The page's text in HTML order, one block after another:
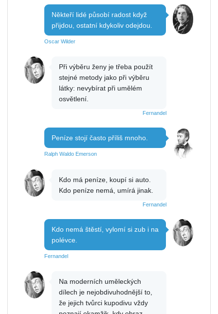
Někteří lidé působí radost když
přijdou, ostatní kdykoliv odejdou.
Oscar Wilder
Při výběru ženy je třeba použít
stejné metody jako při výběru
látky: nevybírat při umělém
osvětlení.
Fernandel
Peníze stojí často příliš mnoho.
Ralph Waldo Emerson
Kdo má peníze, koupí si auto.
Kdo peníze nemá, umírá jinak.
Fernandel
Kdo nemá štěstí, vylomí si zub i na
polévce.
Fernandel
Na moderních uměleckých
dílech je nejobdivuhodnější to,
že jejich tvůrci kupodivu vždy